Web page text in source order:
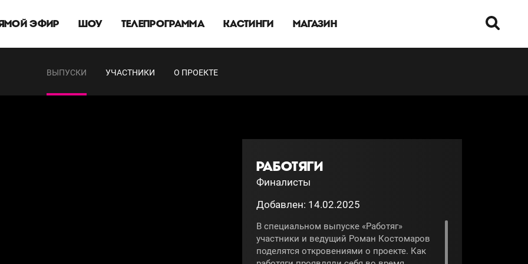
ЭФИР ШОУ ТЕЛЕПРОГРАММА КАСТИНГИ МАГАЗИН
ВЫПУСКИ УЧАСТНИКИ О ПРОЕКТЕ
РАБОТЯГИ
Финалисты
Добавлен: 14.02.2025
В специальном выпуске «Работяг»
участники и ведущий Роман Костомаров
поделятся откровениями о проекте. Как